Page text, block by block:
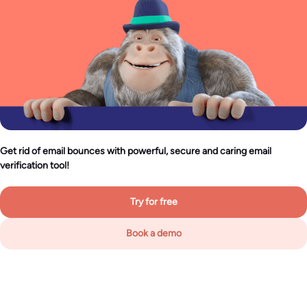
Get rid of email bounces with powerful, secure and caring email
verification tool!
Try for free
Book a demo